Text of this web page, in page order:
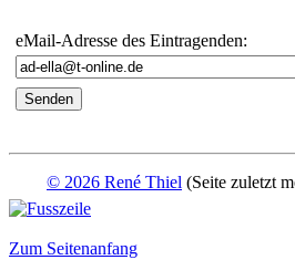
eMail-Adresse des Eintragenden:
© 2026 René Thiel (Seite zuletzt
Zum Seitenanfang